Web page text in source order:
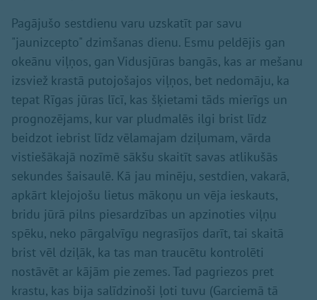
Pagājušo sestdienu varu uzskatīt par savu
"jaunizcepto" dzimšanas dienu. Esmu peldējis gan
okeānu viļņos, gan Vidusjūras bangās, kas ar mešanu
izsviež krastā putojošajos viļņos, bet nedomāju, ka
tepat Rīgas jūras līcī, kas šķietami tāds mierīgs un
prognozējams, kur var pludmalēs ilgi brist līdz
beidzot iebrist līdz vēlamajam dziļumam, vārda
vistiešākajā nozīmē sākšu skaitīt savas atlikušās
sekundes šaisaulē. Kā jau minēju, sestdien, vakarā,
apkārt klejojošu lietus mākoņu un vēja ieskauts,
bridu jūrā pilns piesardzības un apzinoties viļņu
spēku, neko pārgalvīgu negrasījos darīt, tai skaitā
brist vēl dziļāk, ka tas man traucētu kontrolēti
nostāvēt ar kājām pie zemes. Tad pagriezos pret
krastu, kas bija salīdzinoši ļoti tuvu (Garciemā tā